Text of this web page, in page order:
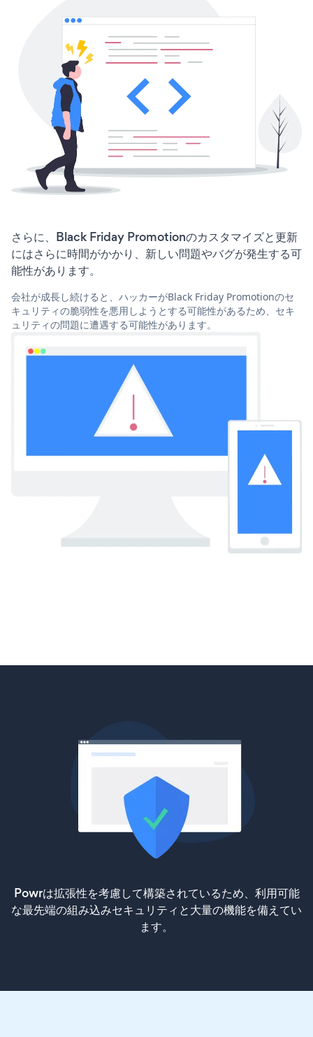
さらに、Black Friday Promotionのカスタマイズと更新
にはさらに時間がかかり、新しい問題やバグが発生する可
能性があります。
会社が成長し続けると、ハッカーがBlack Friday Promotionのセ
キュリティの脆弱性を悪用しようとする可能性があるため、セキ
ュリティの問題に遭遇する可能性があります。
Powrは拡張性を考慮して構築されているため、利用可能
な最先端の組み込みセキュリティと大量の機能を備えてい
ます。